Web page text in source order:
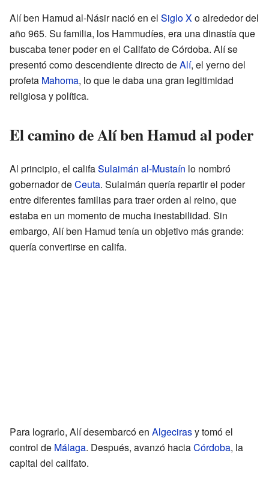
Alí ben Hamud al-Násir nació en el Siglo Xo alrededor del
año 965. Su familia, los Hammudíes, era una dinastía que
buscaba tener poder en el Califato de Córdoba. Alí se
presentó como descendiente directo deAlí, el yerno del
profeta Mahoma, lo que le daba una gran legitimidad
religiosa y política.
El camino de Alí ben Hamud al poder
Al principio, el califaSulaimán al-Mustaín lo nombró
gobernador deCeuta. Sulaimán quería repartir el poder
entre diferentes familias para traer orden al reino, que
estaba en un momento de mucha inestabilidad. Sin
embargo, Alí ben Hamud tenía un objetivo más grande:
quería convertirse en califa.
Para lograrlo, Alí desembarcó en Algecirasy tomó el
control de Málaga. Después, avanzó haciaCórdoba, la
capital del califato.